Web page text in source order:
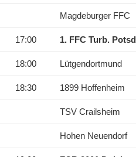
Magdeburger FFC
17:00 1. FFC Turb.
18:00 Lütgendortmund
18:30 1899 Hoffenheim
TSV Crailsheim
Hohen Neuendorf